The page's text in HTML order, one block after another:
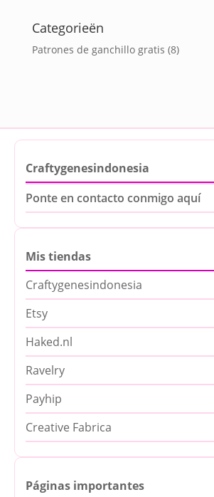
Categorieën
Patrones de ganchillo gratis (8)
Craftygenesindonesia
Ponte en contacto conmigo aquí
Mis tiendas
Craftygenesindonesia
Etsy
Haked.nl
Ravelry
Payhip
Creative Fabrica
Páginas importantes